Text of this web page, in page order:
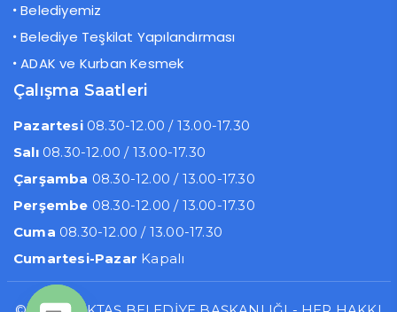
Belediyemiz
Belediye Teşkilat Yapılandırması
ADAK ve Kurban Kesmek
Çalışma Saatleri
Pazartesi08.30-12.00 / 13.00-17.30
Salı08.30-12.00 / 13.00-17.30
Çarşamba 08.30-12.00 / 13.00-17.30
Perşembe 08.30-12.00 / 13.00-17.30
Cuma 08.30-12.00 / 13.00-17.30
Cumartesi-Pazar Kapalı